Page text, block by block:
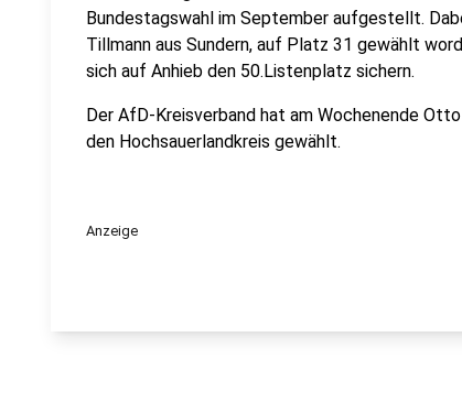
Bundestagswahl im September aufgestellt.
Tillmann aus Sundern, auf Platz 31 gewählt
sich auf Anhieb den 50.Listenplatz sichern.
Der AfD-Kreisverband hat am Wochenende
den Hochsauerlandkreis gewählt.
Anzeige